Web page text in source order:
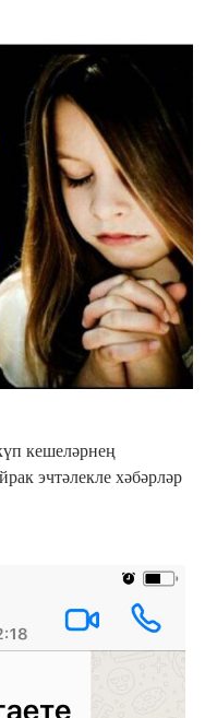
кешеләрнең
эчтәлекле хәбәрләр